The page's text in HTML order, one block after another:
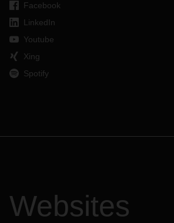
Facebook
LinkedIn
Youtube
Xing
Spotify
Websites